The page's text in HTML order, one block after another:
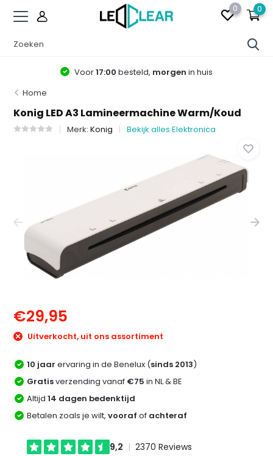
0 0
Voor17:00 besteld, morgen in huis
Home
Konig LED A3 Lamineermachine Warm/Koud
Merk:Konig Bekijk alles Elektronica
€29,95
Uitverkocht, uit ons assortiment
10 jaar ervaring in de Benelux (sinds 2013)
Gratisverzending vanaf €75 in NL & BE
Altijd14 dagen bedenktijd
Betalen zoals je wilt,vooraf of achteraf